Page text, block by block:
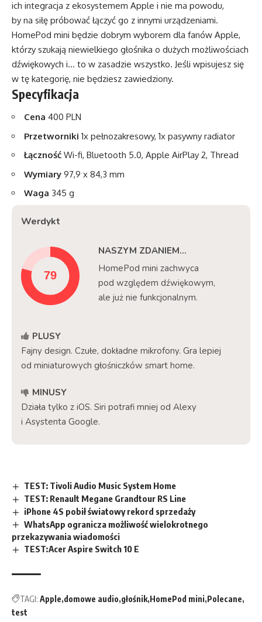
ich integracja z ekosystemem Apple i nie ma powodu,
by na siłę próbować łączyć go z innymi urządzeniami.
HomePod mini będzie dobrym wyborem dla fanów Apple,
którzy szukają niewielkiego głośnika o dużych możliwościach
dźwiękowych i… to w zasadzie wszystko. Jeśli wpisujesz się
w tę kategorię, nie będziesz zawiedziony.
Specyfikacja
Cena 400 PLN
Przetworniki 1x pełnozakresowy, 1x pasywny radiator
Łączność Wi-fi, Bluetooth 5.0, Apple AirPlay 2, Thread
Wymiary 97,9 x 84,3 mm
Waga 345 g
Werdykt
NASZYM ZDANIEM...
HomePod mini zachwyca
pod względem dźwiękowym,
ale już nie funkcjonalnym.
PLUSY
Fajny design. Czułe, dokładne mikrofony. Gra lepiej
od miniaturowych głośniczków smart home.
MINUSY
Działa tylko z iOS. Siri potrafi mniej od Alexy
i Asystenta Google.
TEST: Tivoli Audio Music System Home
TEST: Renault Megane Grandtour RS Line
iPhone 4S pobił światowy rekord sprzedaży
WhatsApp ogranicza możliwość wielokrotnego
przekazywania wiadomości
TEST: Acer Aspire Switch 10 E
TAGI: Apple domowe audio głośnik HomePod mini Polecane
test